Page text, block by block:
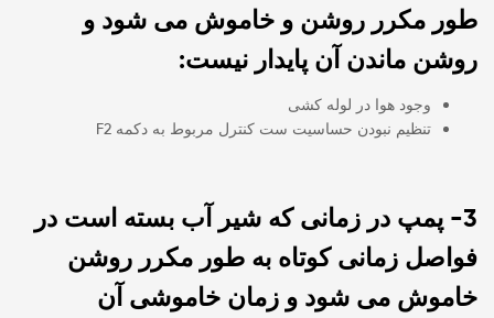
طور مکرر روشن و خاموش می شود و
روشن ماندن آن پایدار نیست:
وجود هوا در لوله کشی
تنظیم نبودن حساسیت ست کنترل مربوط به دکمه F2
3- پمپ در زمانی که شیر آب بسته است در
فواصل زمانی کوتاه به طور مکرر روشن
خاموش می شود و زمان خاموشی آن